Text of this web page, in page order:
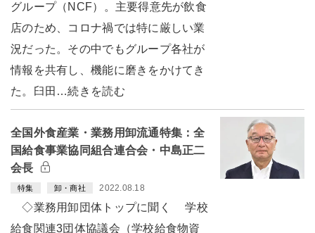
グループ（NCF）。主要得意先が飲食
店のため、コロナ禍では特に厳しい業
況だった。その中でもグループ各社が
情報を共有し、機能に磨きをかけてき
た。臼田…続きを読む
全国外食産業・業務用卸流通特集：全
国給食事業協同組合連合会・中島正二
会長
特集 卸・商社 2022.08.18
◇業務用卸団体トップに聞く 学校
給食関連3団体協議会（学校給食物資